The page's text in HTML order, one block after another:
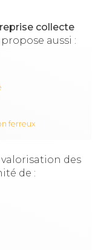
collecte
aussi :
ferreux
valorisation des
de :